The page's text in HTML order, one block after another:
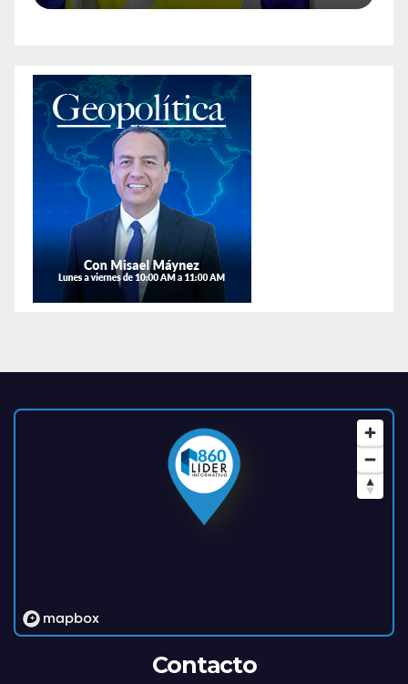
Contacto